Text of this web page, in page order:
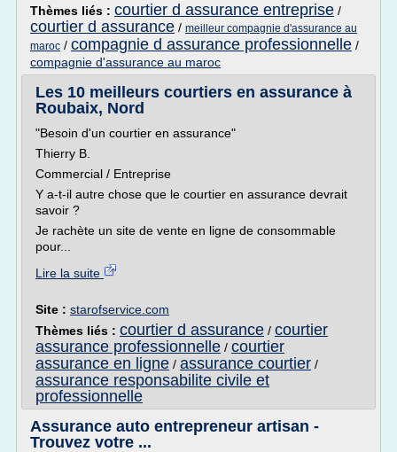
Thèmes liés : courtier d assurance entreprise /
courtier d assurance / meilleur compagnie d'assurance au
maroc / compagnie d assurance professionnelle /
compagnie d'assurance au maroc
Les 10 meilleurs courtiers en assurance à
Roubaix, Nord
"Besoin d'un courtier en assurance"
Thierry B.
Commercial / Entreprise
Y a-t-il autre chose que le courtier en assurance devrait
savoir ?
Je rachète un site de vente en ligne de consommable
pour...
Lire la suite
Site : starofservice.com
Thèmes liés : courtier d assurance / courtier
assurance professionnelle / courtier
assurance en ligne / assurance courtier /
assurance responsabilite civile et
professionnelle
Assurance auto entrepreneur artisan -
Trouvez votre ...